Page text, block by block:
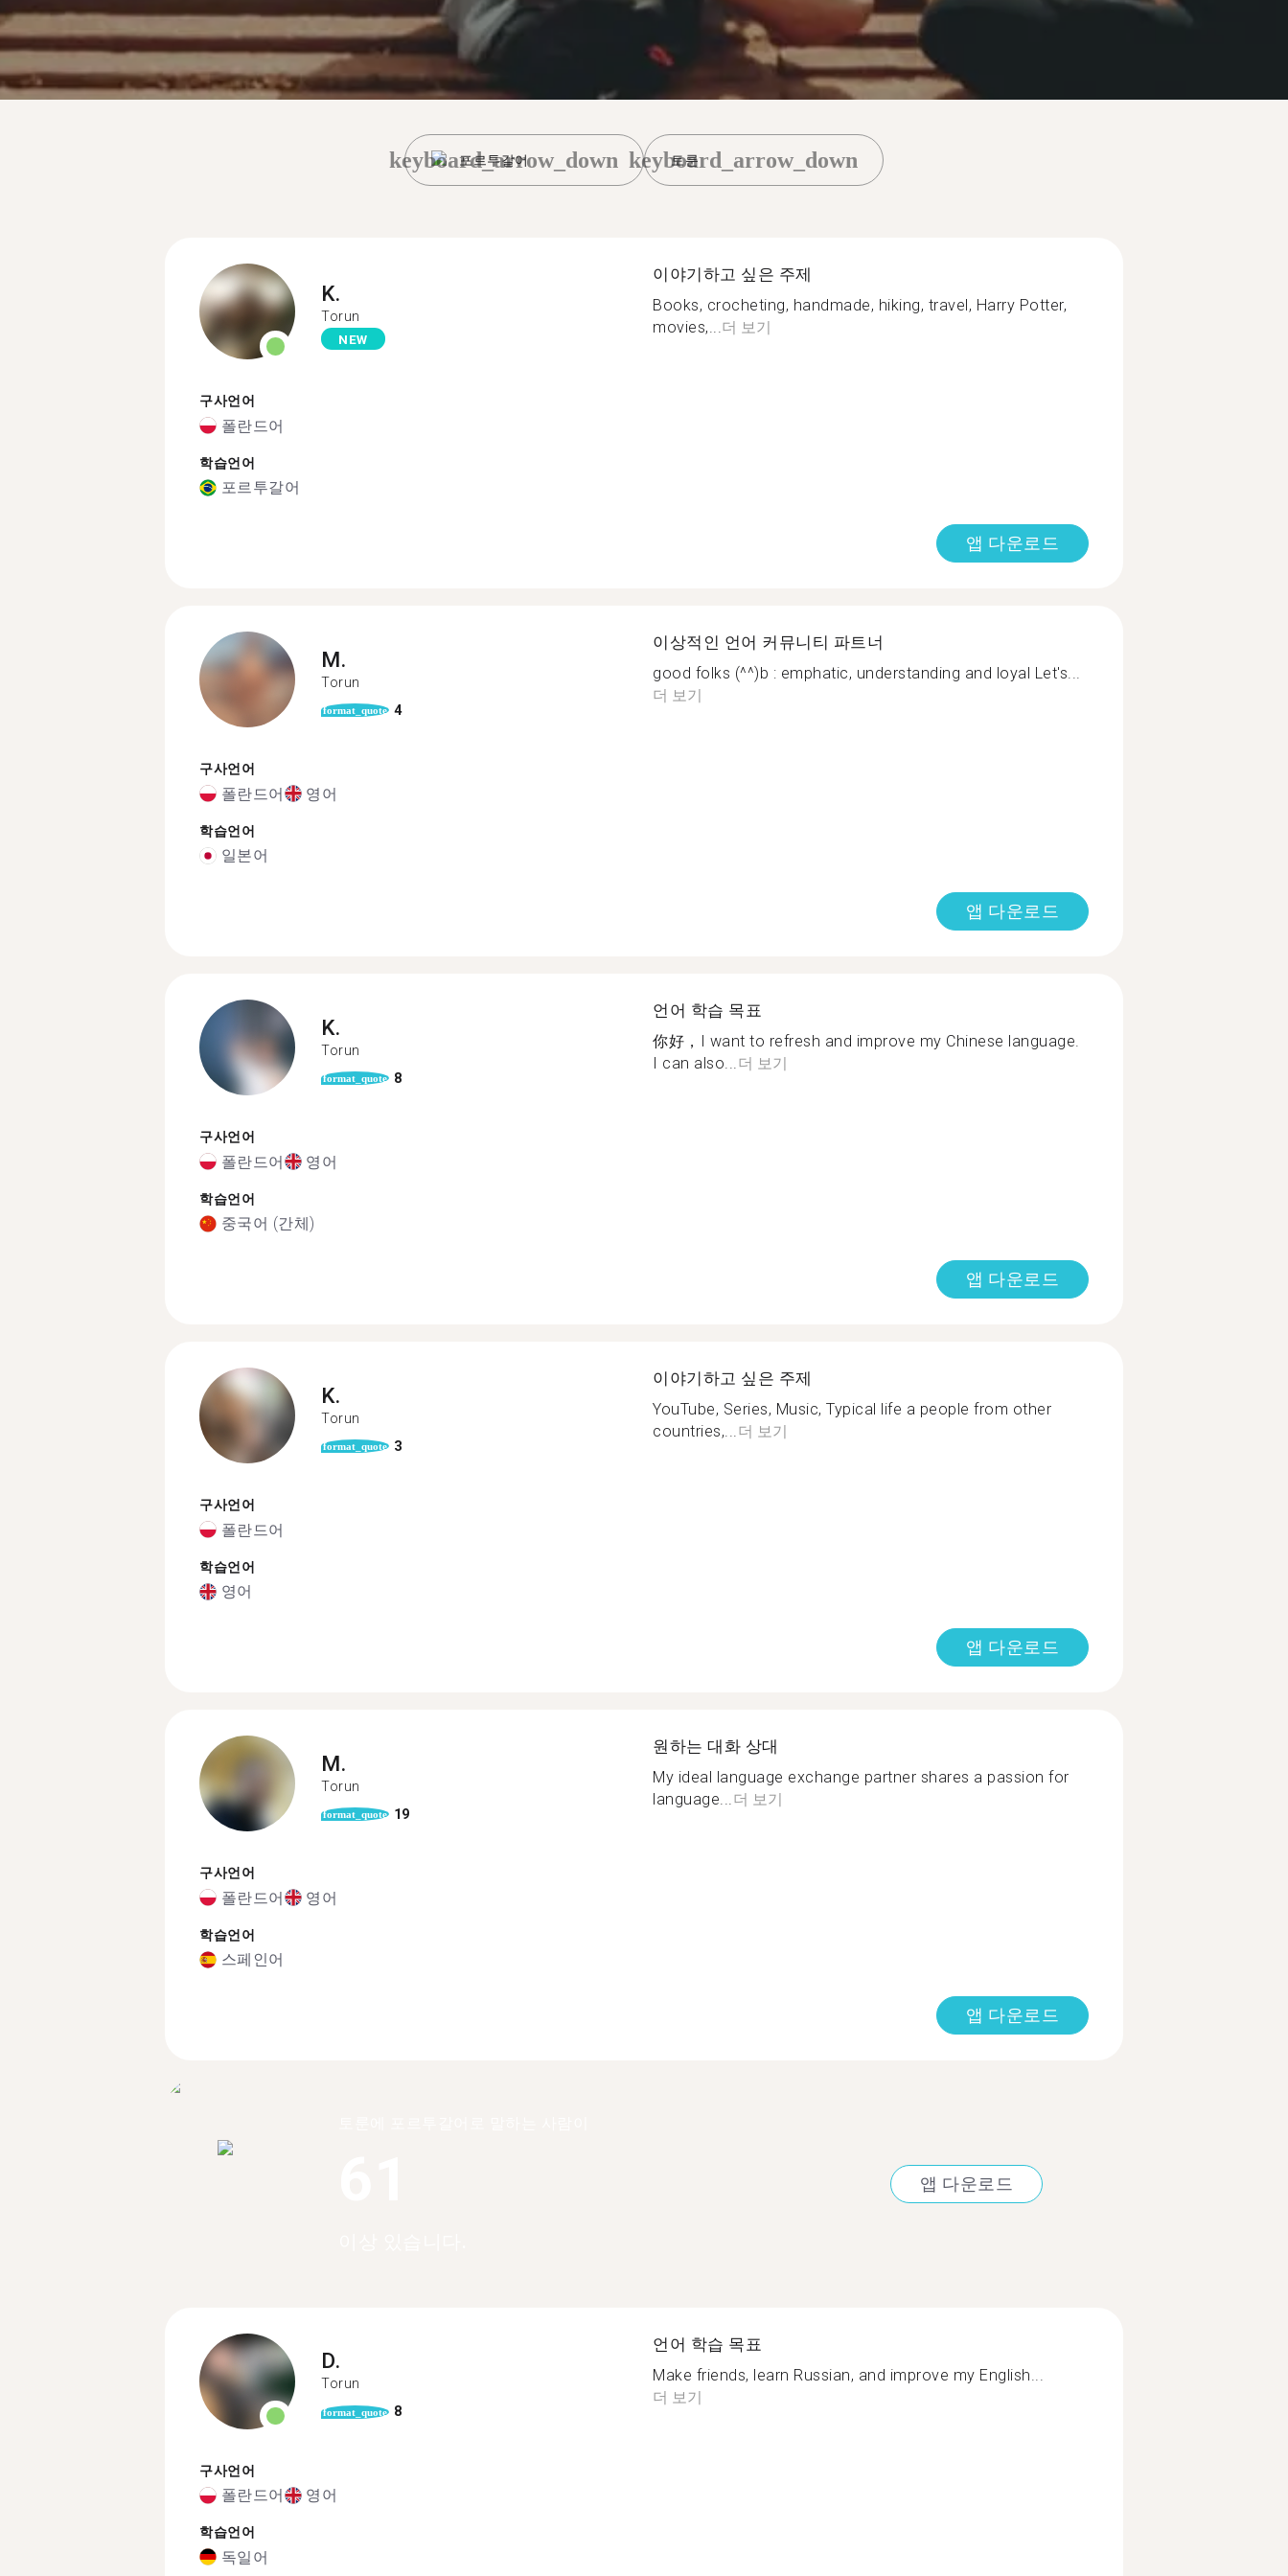
포르투갈어
keyboard_arrow_down 토룬
keyboard_arrow_down
K.
Torun
NEW
구사언어
폴란드어
학습언어
포르투갈어
이야기하고 싶은 주제
Books, crocheting, handmade, hiking, travel, Harry Potter,
movies,...더 보기
앱 다운로드
M.
Torun
format_quote 4
구사언어
폴란드어 영어
학습언어
일본어
이상적인 언어 커뮤니티 파트너
good folks (^^)b : emphatic, understanding and loyal Let's...
더 보기
앱 다운로드
K.
Torun
format_quote 8
구사언어
폴란드어 영어
학습언어
중국어 (간체)
언어 학습 목표
你好，I want to refresh and improve my Chinese language.
I can also...더 보기
앱 다운로드
K.
Torun
format_quote 3
구사언어
폴란드어
학습언어
영어
이야기하고 싶은 주제
YouTube, Series, Music, Typical life a people from other
countries,...더 보기
앱 다운로드
M.
Torun
format_quote 19
구사언어
폴란드어 영어
학습언어
스페인어
원하는 대화 상대
My ideal language exchange partner shares a passion for
language...더 보기
앱 다운로드
앱 다운로드
D.
Torun
format_quote 8
구사언어
폴란드어 영어
학습언어
독일어
언어 학습 목표
Make friends, learn Russian, and improve my English...
더 보기